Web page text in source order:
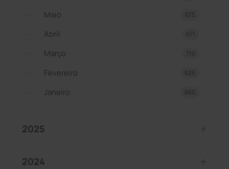
Maio 675
Abril 671
Março 710
Fevereiro 625
Janeiro 660
2025
2024